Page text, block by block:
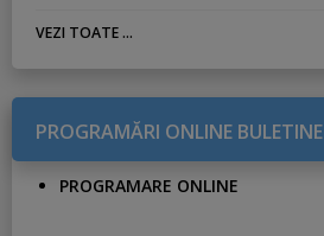
VEZI TOATE ...
PROGRAMĂRI ONLINE BULETINE
PROGRAMARE ONLINE